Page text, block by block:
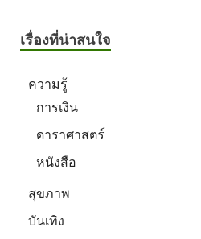
เรื่องที่น่าสนใจ
ความรู้
การเงิน
ดาราศาสตร์
หนังสือ
สุขภาพ
บันเทิง